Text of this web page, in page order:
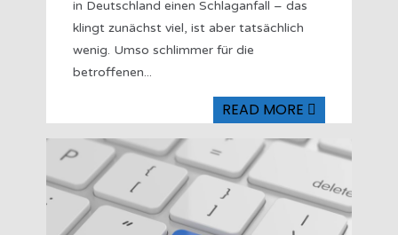
in Deutschland einen Schlaganfall – das
klingt zunächst viel, ist aber tatsächlich
wenig. Umso schlimmer für die
betroffenen...
READ MORE